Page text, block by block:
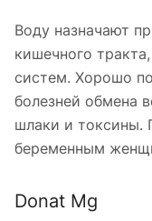
Воду назначают
кишечного
систем. Хорошо
болезней обмена
шлаки и токсины.
беременным
Donat Mg